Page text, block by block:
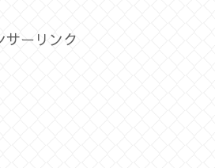
サーリンク